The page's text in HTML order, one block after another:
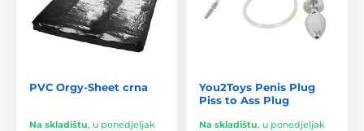
PVC Orgy-Sheet crna
Na skladištu, u ponedjeljak
You2Toys Penis Plug
Piss to Ass Plug
Na skladištu, u ponedjeljak